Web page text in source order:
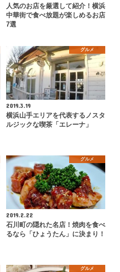
人気のお店を厳選して紹介！横浜
中華街で食べ放題が楽しめるお店
7選
グルメ
2019.3.19
横浜山手エリアを代表するノスタ
ルジックな喫茶「エレーナ」
グルメ
2019.2.22
石川町の隠れた名店！焼肉を食べ
るなら「ひょうたん」に決まり！
グルメ